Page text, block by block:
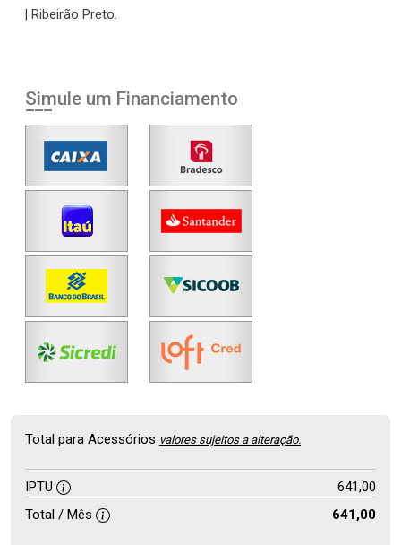
| Ribeirão Preto.
Simule um Financiamento
Total para Acessórios valores sujeitos a alteração.
IPTU
641,00
Total / Mês
641,00